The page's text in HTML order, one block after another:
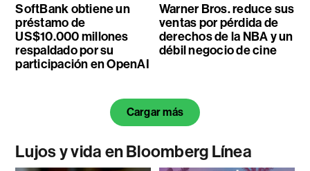
SoftBank obtiene un
préstamo de
US$10.000 millones
respaldado por su
participación en OpenAI
Warner Bros. reduce sus
ventas por pérdida de
derechos de la NBA y un
débil negocio de cine
Cargar más
Lujos y vida en Bloomberg Línea